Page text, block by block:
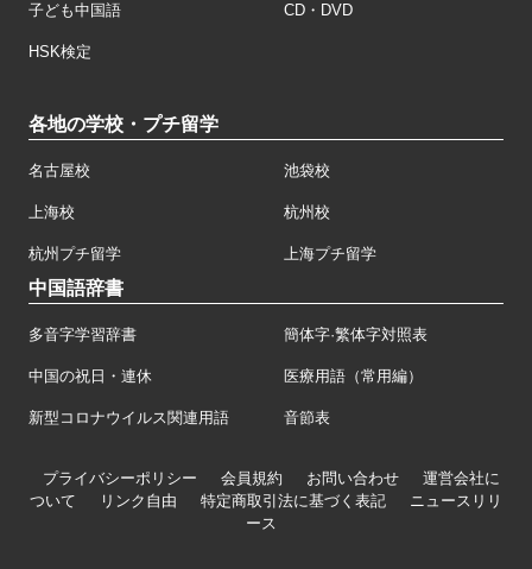
子ども中国語 CD・DVD
HSK検定
各地の学校・プチ留学
名古屋校 池袋校
上海校 杭州校
杭州プチ留学 上海プチ留学
中国語辞書
多音字学習辞書 簡体字·繁体字対照表
中国の祝日・連休 医療用語（常用編）
新型コロナウイルス関連用語 音節表
プライバシーポリシー 会員規約 お問い合わせ
運営会社に
ついて
リンク自由 特定商取引法に基づく表記
ニュースリリ
ース